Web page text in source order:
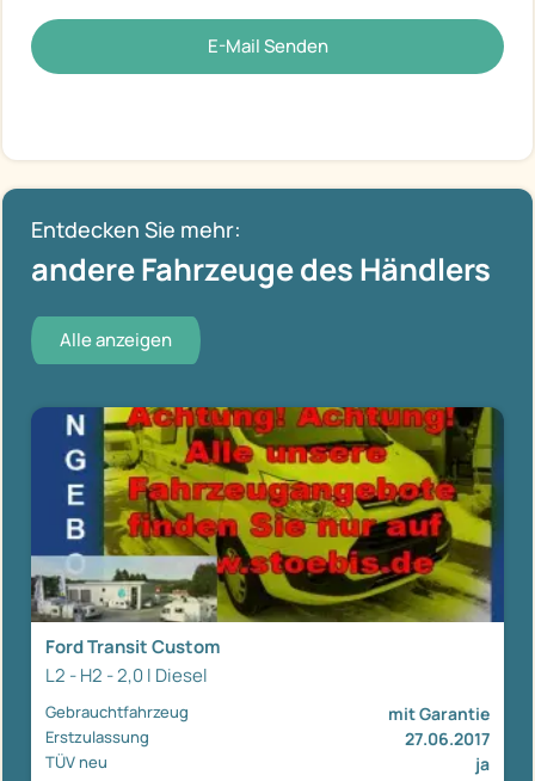
E-Mail Senden
Entdecken Sie mehr:
andere Fahrzeuge des Händlers
Alle anzeigen
Ford Transit Custom
L2 - H2 - 2,0 l Diesel
Gebrauchtfahrzeug mit Garantie
Erstzulassung 27.06.2017
TÜV neu ja